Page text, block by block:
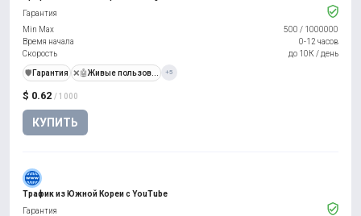
$ 0.62 / 1000
КУПИТЬ
Гарантия
Min Max
500 / 1000000
Время начала
0-12 часов
Скорость
до 10К / день
️🛡️ Гарантия ❌🤖Живые пользов... +5
Трафик из Южной Кореи с YouTube
Гарантия